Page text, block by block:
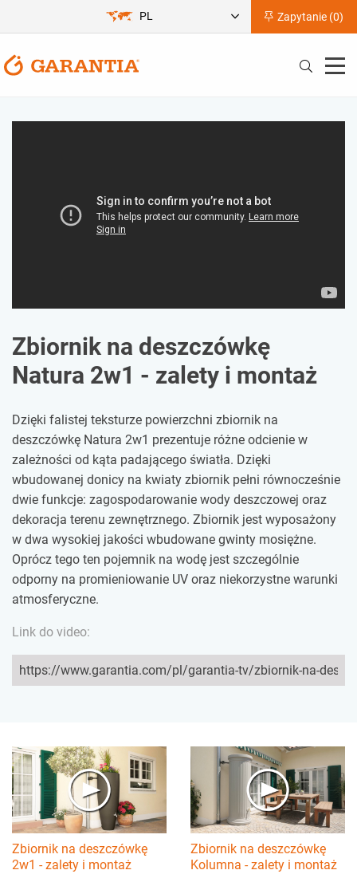
Zapytanie (0)
PL
Zbiornik na deszczówkę
Natura 2w1 - zalety i montaż
Dzięki falistej teksturze powierzchni zbiornik na
deszczówkę Natura 2w1 prezentuje różne odcienie w
zależności od kąta padającego światła. Dzięki
wbudowanej donicy na kwiaty zbiornik pełni równocześnie
dwie funkcje: zagospodarowanie wody deszczowej oraz
dekoracja terenu zewnętrznego. Zbiornik jest wyposażony
w dwa wysokiej jakości wbudowane gwinty mosiężne.
Oprócz tego ten pojemnik na wodę jest szczególnie
odporny na promieniowanie UV oraz niekorzystne warunki
atmosferyczne.
Link do video:
Zbiornik na deszczówkę
2w1 - zalety i montaż
Zbiornik na deszczówkę
Kolumna - zalety i montaż